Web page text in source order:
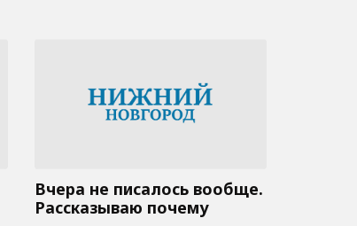
Вчера не писалось вообще.
Рассказываю почему